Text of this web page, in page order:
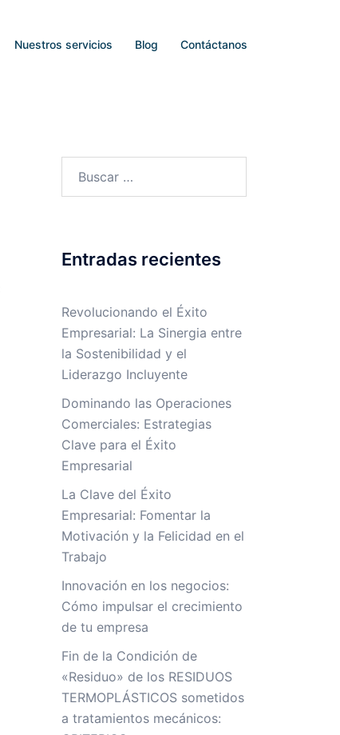
Nuestros servicios Blog Contáctanos
Entradas recientes
Revolucionando el Éxito
Empresarial: La Sinergia entre
la Sostenibilidad y el
Liderazgo Incluyente
Dominando las Operaciones
Comerciales: Estrategias
Clave para el Éxito
Empresarial
La Clave del Éxito
Empresarial: Fomentar la
Motivación y la Felicidad en el
Trabajo
Innovación en los negocios:
Cómo impulsar el crecimiento
de tu empresa
Fin de la Condición de
«Residuo» de los RESIDUOS
TERMOPLÁSTICOS sometidos
a tratamientos mecánicos: